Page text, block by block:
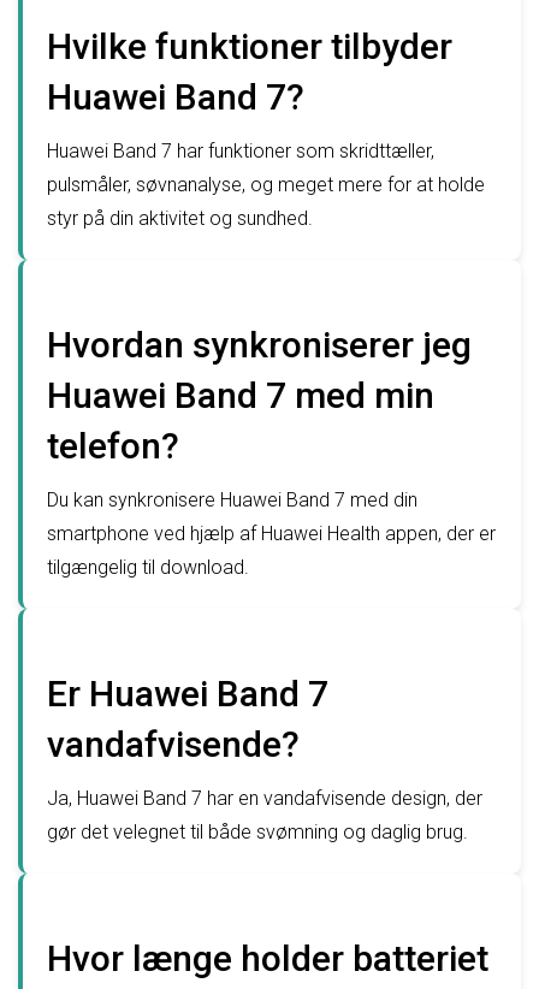
Hvilke funktioner tilbyder
Huawei Band 7?
Huawei Band 7 har funktioner som skridttæller,
pulsmåler, søvnanalyse, og meget mere for at holde
styr på din aktivitet og sundhed.
Hvordan synkroniserer jeg
Huawei Band 7 med min
telefon?
Du kan synkronisere Huawei Band 7 med din
smartphone ved hjælp af Huawei Health appen, der er
tilgængelig til download.
Er Huawei Band 7
vandafvisende?
Ja, Huawei Band 7 har en vandafvisende design, der
gør det velegnet til både svømning og daglig brug.
Hvor længe holder batteriet